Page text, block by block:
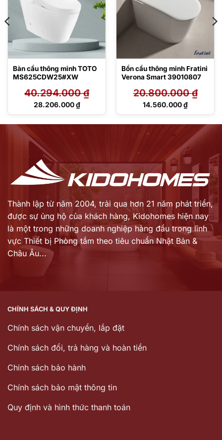
Bàn cầu thông minh TOTO
MS625CDW25#XW
40.294.000₫
Giá
28.206.000₫
Giá
Bồn cầu thông minh Fratini
Verona Smart 39010807
20.800.000₫
Giá
20.800.000 ₫.
14.560.000₫
Giá
14.560.000 ₫.
Thành lập từ năm 2004, trải qua hơn 21 năm phát triển,
được sự ủng hộ của khách hàng, Kidohomes hiện nay
là một trong những doanh nghiệp hàng đầu trong lĩnh
vực Thiết bị Phòng tắm theo tiêu chuẩn Nhật Bản &
Châu Âu...
CHÍNH SÁCH & QUY ĐỊNH
Chính sách vận chuyển, lắp đặt
Chính sách đổi, trả hàng và hoàn tiền
Chinh sách bảo hành
Chính sách bảo mật thông tin
Quy định và hình thức thanh toán